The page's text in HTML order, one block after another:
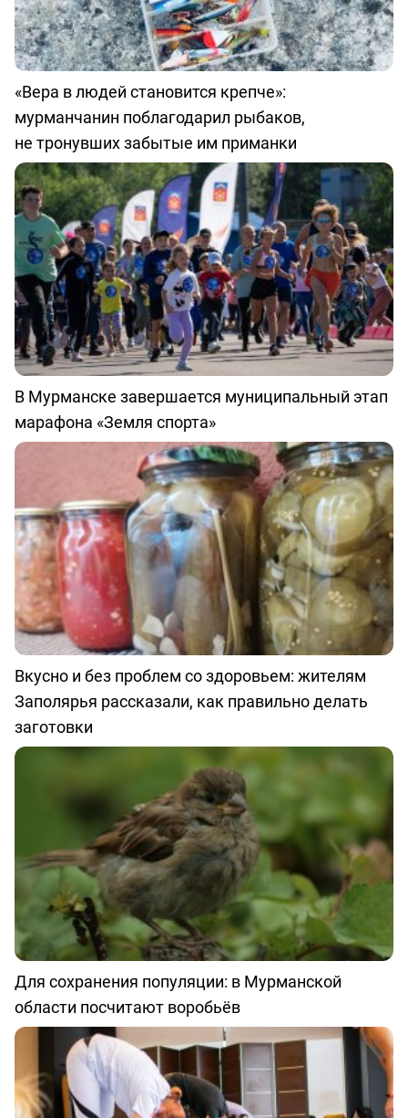
«Вера в людей становится крепче»:
мурманчанин поблагодарил рыбаков,
не тронувших забытые им приманки
В Мурманске завершается муниципальный этап
марафона «Земля спорта»
Вкусно и без проблем со здоровьем: жителям
Заполярья рассказали, как правильно делать
заготовки
Для сохранения популяции: в Мурманской
области посчитают воробьёв